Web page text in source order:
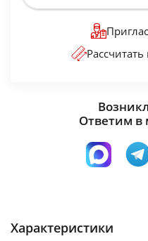
Ответим в
Характеристики